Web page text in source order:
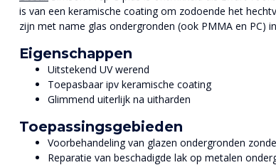
is van een keramische coating om zodoende het
zijn met name glas ondergronden (ook PMMA en PC)
Eigenschappen
Uitstekend UV werend
Toepasbaar ipv keramische coating
Glimmend uiterlijk na uitharden
Toepassingsgebieden
Voorbehandeling van glazen ondergronden
Reparatie van beschadigde lak op metalen